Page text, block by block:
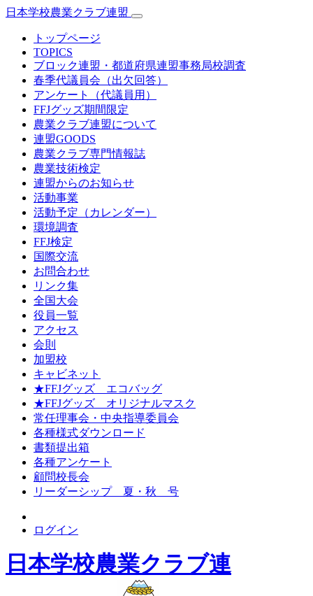
日本学校農業クラブ連盟
トップページ
TOPICS
ブロック連盟・都道府県連盟事務局校調査
春季代議員会（出欠回答）
アンケート（代議員用）
FFJグッズ期間限定
農業クラブ連盟について
連盟GOODS
農業クラブ専門情報誌
農業技術検定
連盟からのお知らせ
活動事業
活動予定（カレンダー）
環境調査
FFJ検定
国際交流
お問合わせ
リンク集
全国大会
役員一覧
アクセス
会則
加盟校
キャビネット
★FFJグッズ エコバッグ
★FFJグッズ オリジナルマスク
常任理事会・中央指導委員会
各種様式ダウンロード
書類提出箱
各種アンケート
顧問校長会
リーダーシップ 夏・秋 号
ログイン
日本学校農業クラブ連